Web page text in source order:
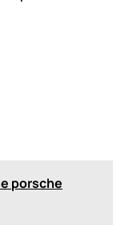
porsche